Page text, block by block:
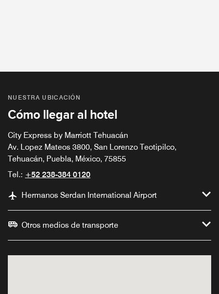
NUESTRA UBICACIÓN
Cómo llegar al hotel
City Express by Marriott Tehuacán
Av. Lopez Mateos 3800, San Lorenzo Teotipilco,
Tehuacán, Puebla, México, 75855
Tel.: +52 238-384 0120
Hermanos Serdan International Airport
Otros medios de transporte